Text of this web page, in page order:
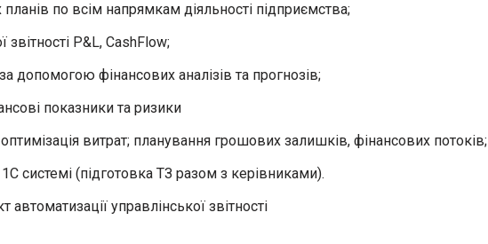
по всім напрямкам діяльності підприємства;
P&L, CashFlow;
фінансових аналізів та прогнозів;
показники та ризики
витрат; планування грошових залишків, фінансових потоків;
системі (підготовка ТЗ разом з керівниками).
управлінської звітності